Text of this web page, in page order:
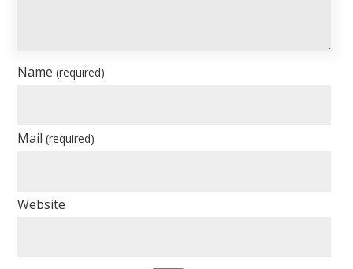
Name(required)
Mail(required)
Website